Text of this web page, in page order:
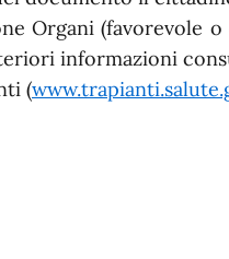
Organi (favorevole
informazioni
(